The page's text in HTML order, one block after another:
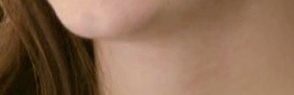
Video